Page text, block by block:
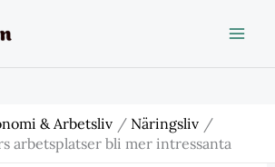
& Arbetsliv
Näringsliv
arbetsplatser bli mer intressanta